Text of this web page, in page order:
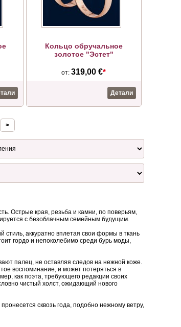
Кольцо обручальное
золотое "Эстет"
от:319,00 €*
Детали
>
Острые края, резьба и камни, по поверьям,
с безоблачным семейным будущим.
стиль, аккуратно вплетая свои формы в ткань
гордо и непоколебимо среди бурь моды,
палец, не оставляя следов на нежной коже.
воспоминание, и может потеряться в
как поэта, требующего редакции своих
чистый холст, ожидающий нового
сквозь года, подобно нежному ветру,